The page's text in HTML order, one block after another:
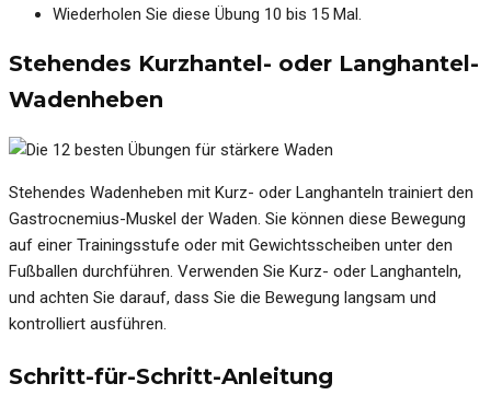
Wiederholen Sie diese Übung 10 bis 15 Mal.
Stehendes Kurzhantel- oder Langhantel-
Wadenheben
Stehendes Wadenheben mit Kurz- oder Langhanteln trainiert den
Gastrocnemius-Muskel der Waden. Sie können diese Bewegung
auf einer Trainingsstufe oder mit Gewichtsscheiben unter den
Fußballen durchführen. Verwenden Sie Kurz- oder Langhanteln,
und achten Sie darauf, dass Sie die Bewegung langsam und
kontrolliert ausführen.
Schritt-für-Schritt-Anleitung